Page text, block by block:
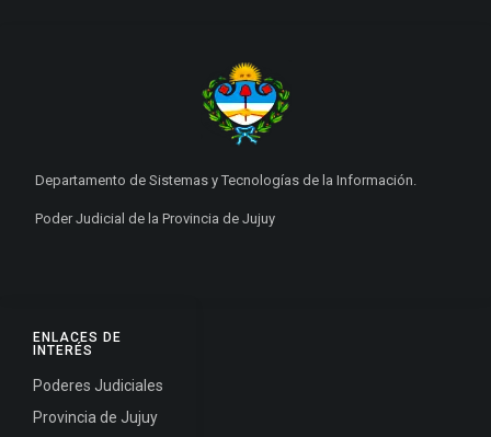
ENLACES DE
INTERÉS
Poderes Judiciales
Provincia de Jujuy
Departamento de Sistemas y Tecnologías de la Información.
Poder Judicial de la Provincia de Jujuy